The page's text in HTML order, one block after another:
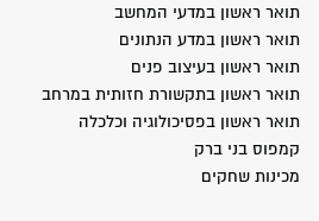
תואר ראשון במדעי המחשב
תואר ראשון במדע הנתונים
תואר ראשון בעיצוב פנים
תואר ראשון בתקשורת חזותית במרחב
תואר ראשון בפסיכולוגיה וכלכלה
קמפוס בני ברק
מכינות שחקים